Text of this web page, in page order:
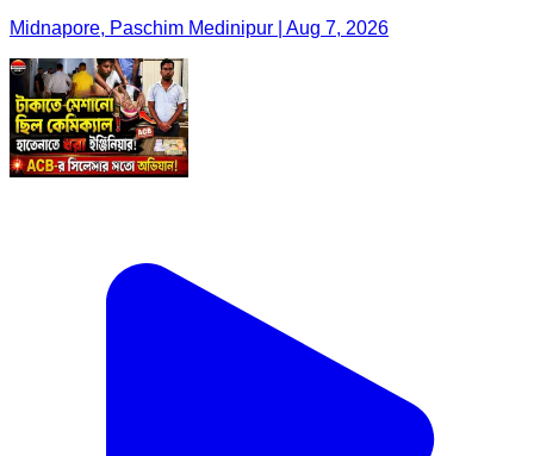
Midnapore, Paschim Medinipur | Aug 7, 2026